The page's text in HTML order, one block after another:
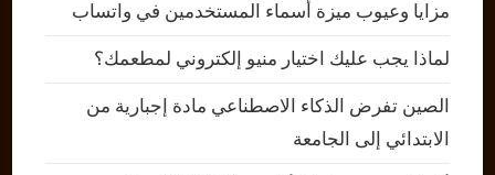
مزايا وعيوب ميزة أسماء المستخدمين في واتساب
لماذا يجب عليك اختيار منيو إلكتروني لمطعمك؟
الصين تفرض الذكاء الاصطناعي مادة إجبارية من
الابتدائي إلى الجامعة